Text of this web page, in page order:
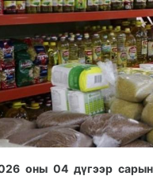
оны 04 дүгээр